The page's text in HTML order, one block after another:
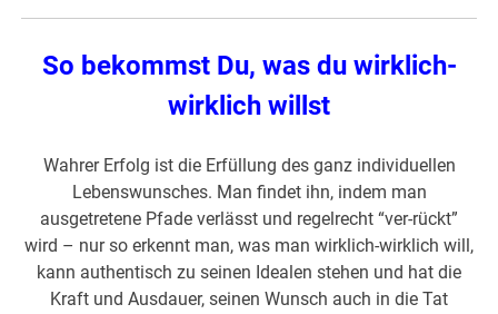
So bekommst Du, was du wirklich-
wirklich willst
Wahrer Erfolg ist die Erfüllung des ganz individuellen
Lebenswunsches. Man findet ihn, indem man
ausgetretene Pfade verlässt und regelrecht “ver-rückt”
wird – nur so erkennt man, was man wirklich-wirklich will,
kann authentisch zu seinen Idealen stehen und hat die
Kraft und Ausdauer, seinen Wunsch auch in die Tat